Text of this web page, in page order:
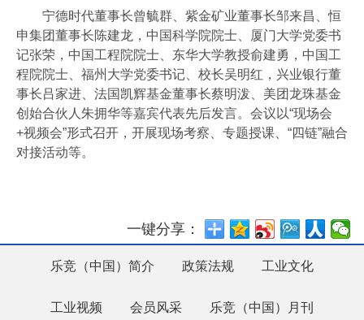
宁德时代董事长曾毓群、紫金矿业董事长邹来昌、恒
申集团董事长陈建龙，中国科学院院士、厦门大学党委书
记张荣，中国工程院院士、东华大学教授俞建勇，中国工
程院院士、福州大学党委书记、校长吴明红，兴业银行董
事长吕家进、法国凯辉基金董事长蔡明泼、美团龙珠基金
创始合伙人朱拥华等嘉宾代表先后发言。会议以“现场会
+视频会”形式召开，开展现场考察、专题授课、“四链”融合
对接活动等。
一键分享：
乐竞（中国）简介 政策法规 工业文化
工业视频 会员风采 乐竞（中国）月刊